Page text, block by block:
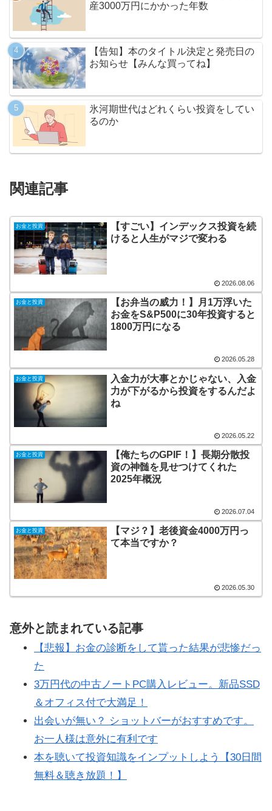
産3000万円にかかった年数
【告知】本のタイトル決定と発売日の
お知らせ【みんな買ってね】
氷河期世代はどれくらい投資をしてい
るのか
関連記事
お金と投資
【すごい】インデックス投資を続
けると人生がマジで変わる
2026.08.06
お金と投資
【お弁当の威力！】月1万浮いた
お金をS&P500に30年投資すると
1800万円になる
2026.05.28
お金と投資
入金力が大事とかじゃない、入金
力が下がるから投資をするんだよ
ね
2026.05.22
お金と投資
【俺たちのGPIF！】長期分散投
資の神髄を見せつけてくれた
2025年概況
2026.07.04
お金と投資
【マジ？】老後資金4000万円っ
て本当ですか？
2026.05.30
意外と読まれている記事
【悲報】お金の診断をして貰った結果が悲惨だっ
た
3万円代の中古ノートPC購入レビュー。新品SSD
＆オフィス付で大満足！
出会いが無い？ ショットバーがおすすめです。
お一人様は意外に有利です
本を聴いて投資知識をインプットしよう【30日間
無料＆聴き放題！】